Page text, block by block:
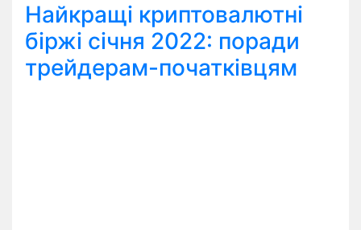
Найкращі криптовалютні
біржі січня 2022: поради
трейдерам-початківцям